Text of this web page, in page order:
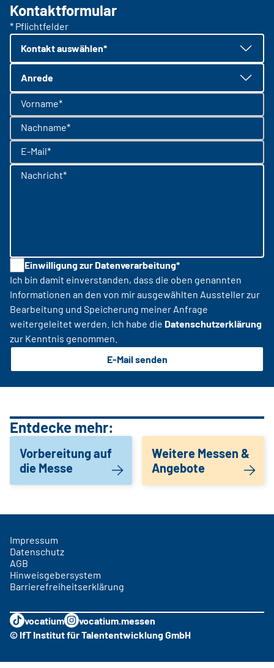
Kontaktformular
* Pflichtfelder
Kontakt auswählen*
Anrede
Vorname*
Nachname*
E-Mail*
Nachricht*
Einwilligung zur Datenverarbeitung*
Ich bin damit einverstanden, dass die oben genannten
Informationen an den von mir ausgewählten Aussteller zur
Bearbeitung und Speicherung meiner Anfrage
weitergeleitet werden. Ich habe die Datenschutzerklärung
zur Kenntnis genommen.
E-Mail senden
Entdecke mehr:
Vorbereitung auf
die Messe
Weitere Messen &
Angebote
Impressum
Datenschutz
AGB
Hinweisgebersystem
Barrierefreiheitserklärung
vocatium
vocatium.messen
© IfT Institut für Talententwicklung GmbH